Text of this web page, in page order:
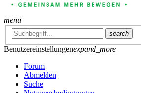
menu
search
Benutzereinstellungenexpand_more
Forum
Abmelden
Suche